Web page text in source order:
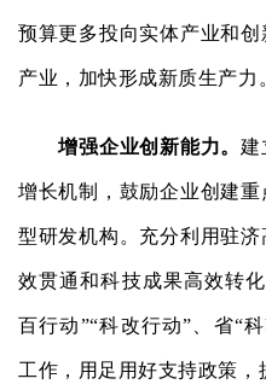
预算更多投向实体产业和
产业，加快形成新质生产力
增强企业创新能力。 建
增长机制，鼓励企业创建
型研发机构。充分利用驻
效贯通和科技成果高效转
百行动”“科改行动”、省“
工作，用足用好支持政策，